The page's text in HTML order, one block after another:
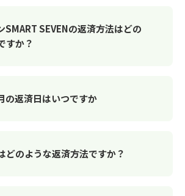
SMART SEVENの返済方法はどの
すか？
の返済日はいつですか
どのような返済方法ですか？